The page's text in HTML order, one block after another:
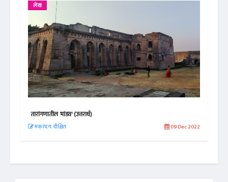
लेख
तारांगणातील 'मांडव' (उत्तरार्ध)
मकरंद ग. दीक्षित 09 Dec 2022